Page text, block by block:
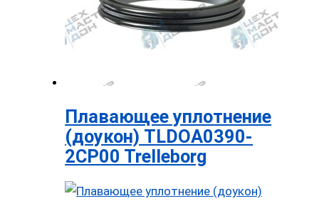
Плавающее уплотнение
(доукон) TLDOA0390-
2CP00 Trelleborg